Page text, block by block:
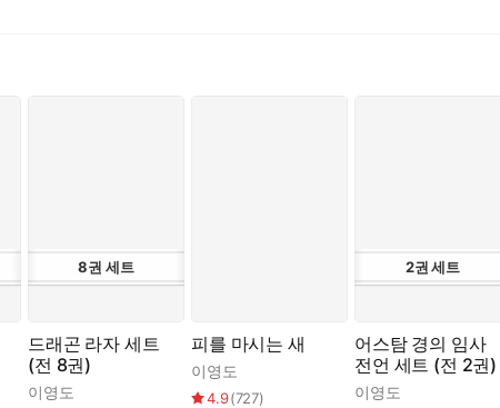
8권 세트
드래곤 라자 세트
(전 8권)
이영도
피를 마시는 새
이영도
4.9(727)
2권세트
어스탐 경의 임사
전언 세트 (전 2권)
이영도